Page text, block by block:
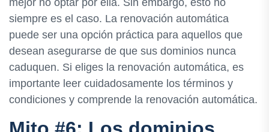
mejor no optar por ella. Sin embargo, esto no
siempre es el caso. La renovación automática
puede ser una opción práctica para aquellos que
desean asegurarse de que sus dominios nunca
caduquen. Si eliges la renovación automática, es
importante leer cuidadosamente los términos y
condiciones y comprende la renovación automática.